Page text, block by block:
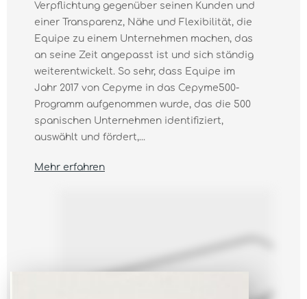
Verpflichtung gegenüber seinen Kunden und
einer Transparenz, Nähe und Flexibilität, die
Equipe zu einem Unternehmen machen, das
an seine Zeit angepasst ist und sich ständig
weiterentwickelt. So sehr, dass Equipe im
Jahr 2017 von Cepyme in das Cepyme500-
Programm aufgenommen wurde, das die 500
spanischen Unternehmen identifiziert,
auswählt und fördert,...
Mehr erfahren